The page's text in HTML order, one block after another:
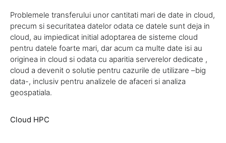
Problemele transferului unor cantitati mari de date in cloud,
precum si securitatea datelor odata ce datele sunt deja in
cloud, au impiedicat initial adoptarea de sisteme cloud
pentru datele foarte mari, dar acum ca multe date isi au
originea in cloud si odata cu aparitia serverelor dedicate ,
cloud a devenit o solutie pentru cazurile de utilizare –big
data-, inclusiv pentru analizele de afaceri si analiza
geospatiala.
Cloud HPC